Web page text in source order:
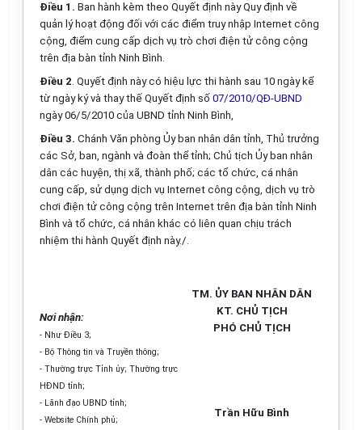
Điều 1. Ban hành kèm theo Quyết định này Quy định về
quản lý hoạt động đối với các điểm truy nhập Internet công
cộng, điểm cung cấp dịch vụ trò chơi điện tử công cộng
trên địa bàn tỉnh Ninh Bình.
Điều 2. Quyết định này có hiệu lực thi hành sau 10 ngày kể
từ ngày ký và thay thế Quyết định số 07/2010/QĐ-UBND
ngày 06/5/2010 của UBND tỉnh Ninh Bình,
Điều 3. Chánh Văn phòng Ủy ban nhân dân tỉnh, Thủ trưởng
các Sở, ban, ngành và đoàn thể tỉnh; Chủ tịch Ủy ban nhân
dân các huyện, thị xã, thành phố; các tổ chức, cá nhân
cung cấp, sử dụng dịch vụ Internet công cộng, dịch vụ trò
chơi điện tử công cộng trên Internet trên địa bàn tỉnh Ninh
Bình và tổ chức, cá nhân khác có liên quan chịu trách
nhiệm thi hành Quyết định này./.
Nơi nhận:
- Như Điều 3;
- Bộ Thông tin và Truyền thông;
- Thường trực Tỉnh ủy; Thường trực
HĐND tỉnh;
- Lãnh đạo UBND tỉnh;
- Website Chính phủ;
TM. ỦY BAN NHÂN DÂN
KT. CHỦ TỊCH
PHÓ CHỦ TỊCH
Trần Hữu Bình